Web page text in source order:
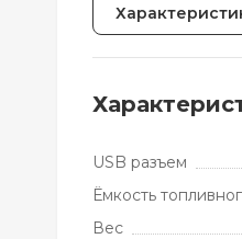
USB разъем
Ёмкость
Вес